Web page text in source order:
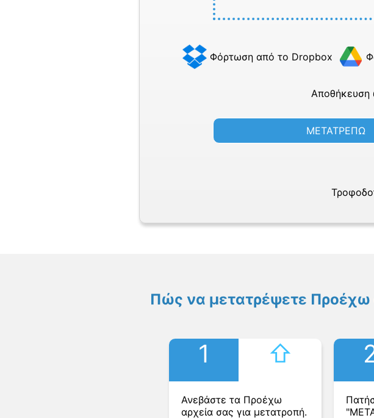
Φόρτωση από το Dropbox
Αποθήκευση
ΜΕΤΑΤΡΕΠΩ
Πώς να μετατρέψετε Προέχω
1 ⇧︎
Ανεβάστε τα Προέχω
αρχεία σας για μετατροπή.